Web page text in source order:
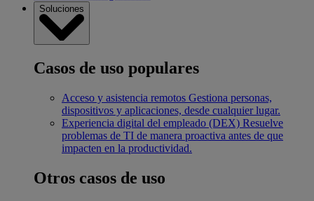
Soluciones
Casos de uso populares
Acceso y asistencia remotos Gestiona personas,
dispositivos y aplicaciones, desde cualquier lugar.
Experiencia digital del empleado (DEX) Resuelve
problemas de TI de manera proactiva antes de que
impacten en la productividad.
Otros casos de uso